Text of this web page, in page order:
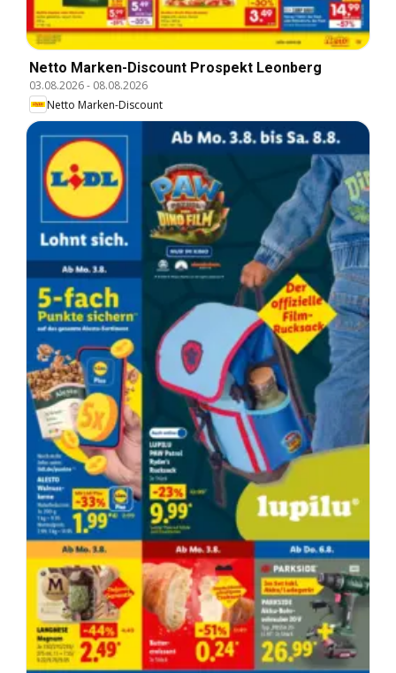
Netto Marken-Discount Prospekt Leonberg
03.08.2026- 08.08.2026
Netto Marken-Discount